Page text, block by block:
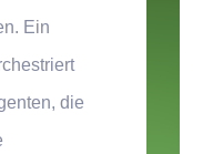
Ein
die